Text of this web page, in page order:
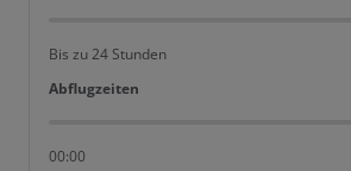
Bis zu 24 Stunden
Abflugzeiten
Abflugzeiten
00:00